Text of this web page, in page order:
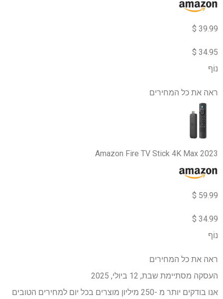
39.99 $
34.95 $
נוֹף
ראה את כל המחירים
Amazon Fire TV Stick 4K Max 2023
59.99 $
34.99 $
נוֹף
ראה את כל המחירים
העסקה מסתיימת שבת, 12 ביולי, 2025
אנו בודקים יותר מ -250 מיליון מוצרים בכל יום למחירים הטובים